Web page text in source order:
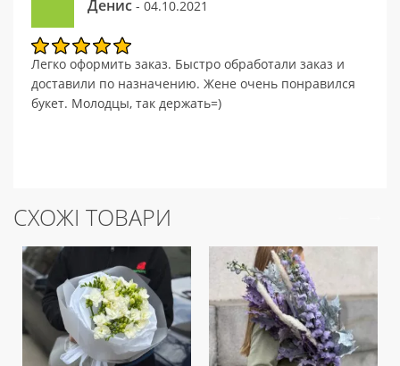
Денис - 04.10.2021
Легко оформить заказ. Быстро обработали заказ и
доставили по назначению. Жене очень понравился
букет. Молодцы, так держать=)
СХОЖІ ТОВАРИ